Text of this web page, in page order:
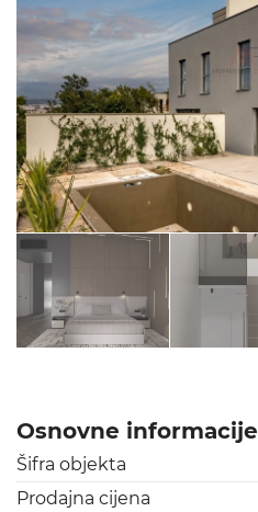
Osnovne informacije
Šifra objekta
Prodajna cijena